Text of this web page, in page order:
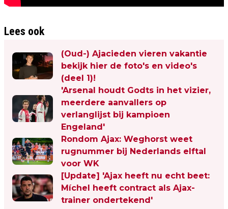
Lees ook
(Oud-) Ajacieden vieren vakantie
bekijk hier de foto's en video's
(deel 1)!
'Arsenal houdt Godts in het vizier,
meerdere aanvallers op
verlanglijst bij kampioen
Engeland'
Rondom Ajax: Weghorst weet
rugnummer bij Nederlands elftal
voor WK
[Update] 'Ajax heeft nu echt beet:
Míchel heeft contract als Ajax-
trainer ondertekend'